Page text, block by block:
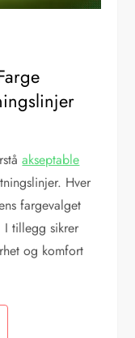
akseptable
Hver
fargevalget
I tillegg sikrer
og komfort